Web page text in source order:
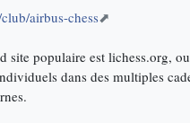
airbus-chess
site populaire est lichess.org,
dans des multiples